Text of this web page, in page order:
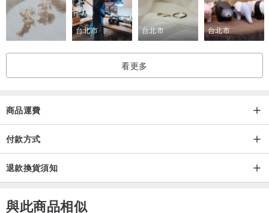
台北市 台北市 台北市
看更多
商品運費
付款方式
退款換貨須知
與此商品相似